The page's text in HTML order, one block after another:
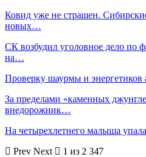
Ковид уже не страшен.
новых…
СК возбудил уголовное дело по
на…
Проверку шаурмы и энергетиков
За пределами «каменных
внедорожник…
На четырехлетнего малыша
Prev Next
1 из 2 347